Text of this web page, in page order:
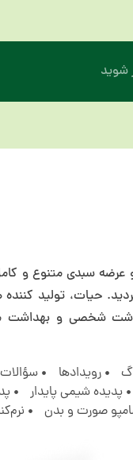
با هدف تولید و عرضه سبدی
حیات، تولید
شخصی و بهداشت
رویدادها
پدیده شیمی پایدار
صورت و بدن